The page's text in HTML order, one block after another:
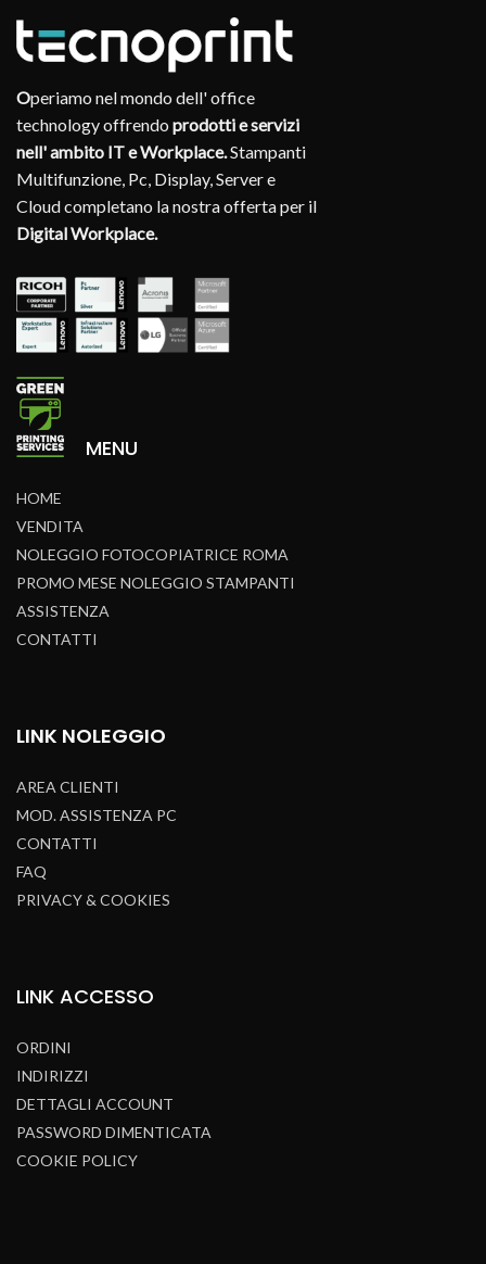
Operiamo nel mondo dell' office
technology offrendo prodotti e servizi
nell' ambito IT e Workplace.Stampanti
Multifunzione, Pc, Display, Server e
Cloud completano la nostra offerta per il
Digital Workplace.
MENU
HOME
VENDITA
NOLEGGIO FOTOCOPIATRICE ROMA
PROMO MESE NOLEGGIO STAMPANTI
ASSISTENZA
CONTATTI
LINK NOLEGGIO
AREA CLIENTI
MOD. ASSISTENZA PC
CONTATTI
FAQ
PRIVACY & COOKIES
LINK ACCESSO
ORDINI
INDIRIZZI
DETTAGLI ACCOUNT
PASSWORD DIMENTICATA
COOKIE POLICY